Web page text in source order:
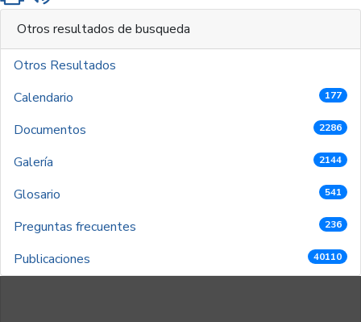
Otros resultados de busqueda
Otros Resultados
Calendario
177
Documentos 2286
Galería 2144
Glosario 541
Preguntas frecuentes 236
Publicaciones 40110